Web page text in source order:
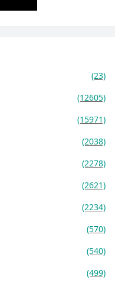
(23)
(12605)
(15971)
(2038)
(2278)
(2621)
(2234)
(570)
(540)
(499)